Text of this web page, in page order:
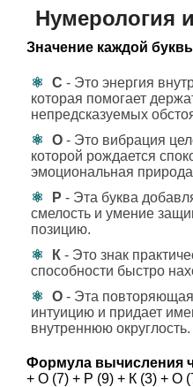
Нумерология
Значение каждой
С - Это энергия
которая помогает
непредсказуемых
О - Это вибрация
которой рождается
эмоциональная
Р - Эта буква
смелость и умение
позицию.
К - Это знак
способности быстро
О - Эта
интуицию и придает
внутреннюю округлость.
Формула вычисления
+ О (7) + Р (9) + К (3) + О